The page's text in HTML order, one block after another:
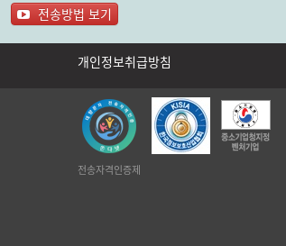
전송방법 보기
개인정보취급방침
전송자격인증제